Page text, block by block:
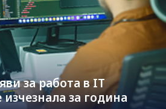
за работа в IT
изчезнала за година